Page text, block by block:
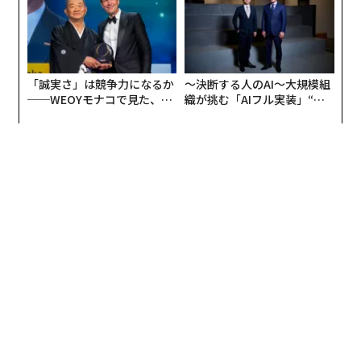
RAISE USは、まさにその実態どおり、持続性を念頭に設
計されたプロジェクトに見えるようにつくられている。
レモンドとホルコムが共同議長を務める。諮問委員会に
は、ポール・ライアンから組織労働までが名を連ねる。
4社のAI中核企業の背後には、バンク・オブ・アメリ
カ、IBM、マスターカード、イーライリリー、シスコ、
「誠実さ」は競争力になるか
──WEOYモナコで見た、く
〜決断する人のAI〜大規模組
織が挑む「AIフル実装」“使